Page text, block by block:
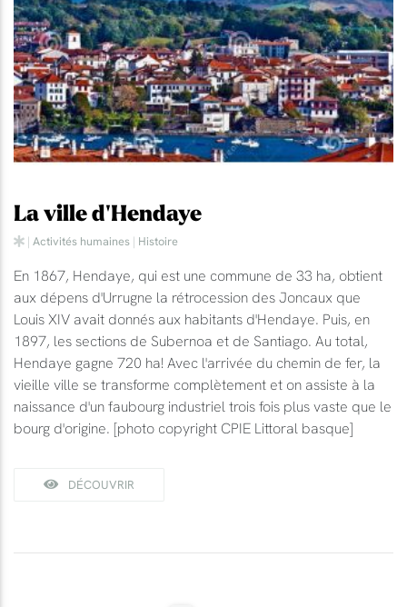
La ville d'Hendaye
| Activités humaines | Histoire
En 1867, Hendaye, qui est une commune de 33 ha, obtient
aux dépens d'Urrugne la rétrocession des Joncaux que
Louis XIV avait donnés aux habitants d'Hendaye. Puis, en
1897, les sections de Subernoa et de Santiago. Au total,
Hendaye gagne 720 ha! Avec l'arrivée du chemin de fer, la
vieille ville se transforme complètement et on assiste à la
naissance d'un faubourg industriel trois fois plus vaste que le
bourg d'origine. [photo copyright CPIE Littoral basque]
DÉCOUVRIR